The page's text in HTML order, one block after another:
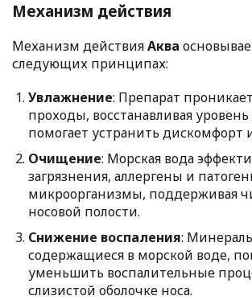
Механизм действия
Механизм действияАква
следующих принципах:
Увлажнение: Препарат
проходы, восстанавливая уровень
помогает устранить дискомфорт
Очищение: Морская вода
загрязнения, аллергены и
микроорганизмы, поддерживая
носовой полости.
Снижение воспаления:
содержащиеся в морской воде,
уменьшить воспалительные
слизистой оболочке носа.